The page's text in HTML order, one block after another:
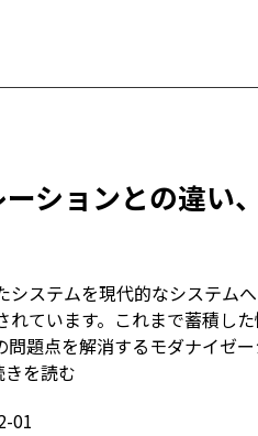
ションとの違い、
ステムを現代的なシステムへ
ています。これまで蓄積し
題点を解消するモダナイゼ
きを読む
01